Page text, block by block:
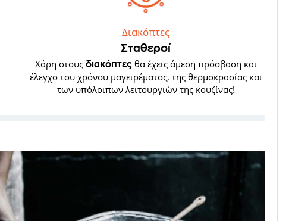
Διακόπτες
Σταθεροί
Χάρη στους διακόπτεςθα έχεις άμεση πρόσβαση και
έλεγχο του χρόνου μαγειρέματος, της θερμοκρασίας και
των υπόλοιπων λειτουργιών της κουζίνας!